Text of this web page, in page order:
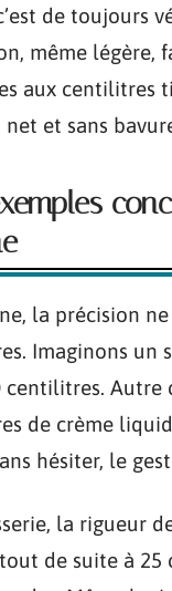
de toujours
même légère,
aux centilitres
et sans
la précision
Imaginons un
centilitres. Autre
de crème
hésiter, le
la rigueur
tout de suite à